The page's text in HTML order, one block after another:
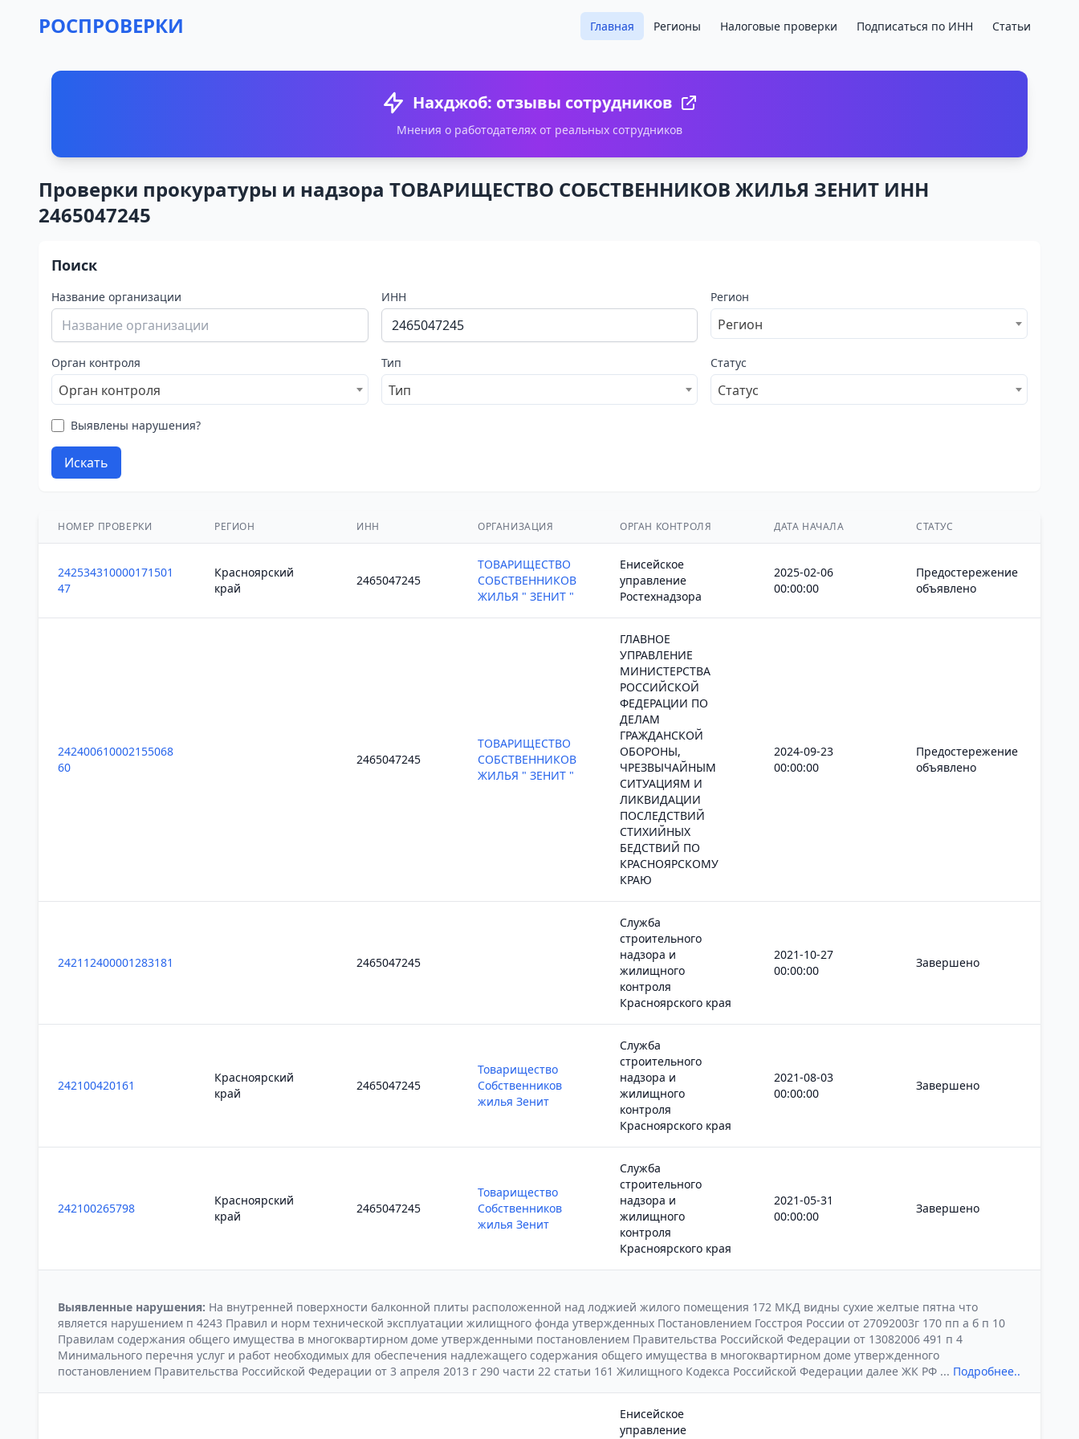
РОСПРОВЕРКИ Главная Регионы Налоговые проверки Подписаться по ИНН Статьи
Нахджоб: отзывы сотрудников
Мнения о работодателях от реальных сотрудников
Проверки прокуратуры и надзора ТОВАРИЩЕСТВО СОБСТВЕННИКОВ ЖИЛЬЯ ЗЕНИТ ИНН
2465047245
Поиск
Название организации ИНН Регион
Регион
Орган контроля
Орган контроля
Тип
Тип
Статус
Статус
Выявлены нарушения?
Искать
НОМЕР ПРОВЕРКИ РЕГИОН ИНН ОРГАНИЗАЦИЯ ОРГАН КОНТРОЛЯ ДАТА НАЧАЛА СТАТУС
242534310000171501
47
Красноярский
край
2465047245
ТОВАРИЩЕСТВО
СОБСТВЕННИКОВ
ЖИЛЬЯ " ЗЕНИТ "
Енисейское
управление
Ростехнадзора
2025-02-06
00:00:00
Предостережение
объявлено
242400610002155068
60
2465047245
ТОВАРИЩЕСТВО
СОБСТВЕННИКОВ
ЖИЛЬЯ " ЗЕНИТ "
ГЛАВНОЕ
УПРАВЛЕНИЕ
МИНИСТЕРСТВА
РОССИЙСКОЙ
ФЕДЕРАЦИИ ПО
ДЕЛАМ
ГРАЖДАНСКОЙ
ОБОРОНЫ,
ЧРЕЗВЫЧАЙНЫМ
СИТУАЦИЯМ И
ЛИКВИДАЦИИ
ПОСЛЕДСТВИЙ
СТИХИЙНЫХ
БЕДСТВИЙ ПО
КРАСНОЯРСКОМУ
КРАЮ
2024-09-23
00:00:00
Предостережение
объявлено
242112400001283181 2465047245
Служба
строительного
надзора и
жилищного
контроля
Красноярского края
2021-10-27
00:00:00
Завершено
242100420161
Красноярский
край
2465047245
Товарищество
Собственников
жилья Зенит
Служба
строительного
надзора и
жилищного
контроля
Красноярского края
2021-08-03
00:00:00
Завершено
242100265798
Красноярский
край
2465047245
Товарищество
Собственников
жилья Зенит
Служба
строительного
надзора и
жилищного
контроля
Красноярского края
2021-05-31
00:00:00
Завершено
Выявленные нарушения: На внутренней поверхности балконной плиты расположенной над лоджией жилого помещения 172 МКД видны сухие желтые пятна что
является нарушением п 4243 Правил и норм технической эксплуатации жилищного фонда утвержденных Постановлением Госстроя России от 27092003г 170 пп а б п 10
Правилам содержания общего имущества в многоквартирном доме утвержденными постановлением Правительства Российской Федерации от 13082006 491 п 4
Минимального перечня услуг и работ необходимых для обеспечения надлежащего содержания общего имущества в многоквартирном доме утвержденного
постановлением Правительства Российской Федерации от 3 апреля 2013 г 290 части 22 статьи 161 Жилищного Кодекса Российской Федерации далее ЖК РФ ... Подробнее..
Енисейское
управление